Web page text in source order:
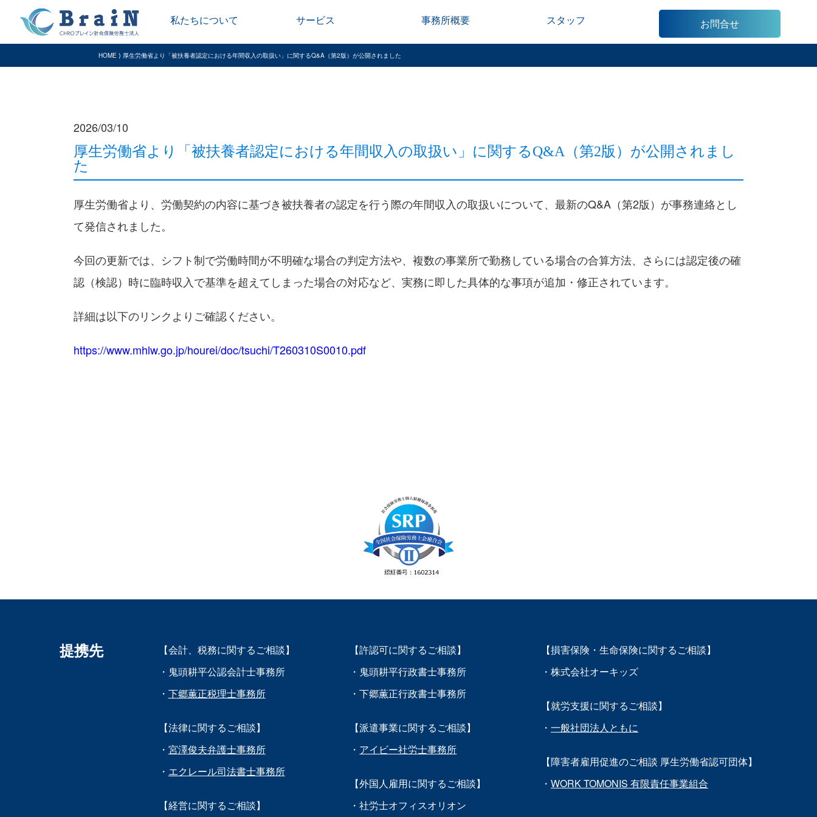
私たちについて サービス 事務所概要 スタッフ お問合せ
HOME ⟩ 厚生労働省より「被扶養者認定における年間収入の取扱い」に関するQ&A（第2版）が公開されました
2026/03/10
厚生労働省より「被扶養者認定における年間収入の取扱い」に関するQ&A（第2版）が公開されまし
た
厚生労働省より、労働契約の内容に基づき被扶養者の認定を行う際の年間収入の取扱いについて、最新のQ&A（第2版）が事務連絡とし
て発信されました。
今回の更新では、シフト制で労働時間が不明確な場合の判定方法や、複数の事業所で勤務している場合の合算方法、さらには認定後の確
認（検認）時に臨時収入で基準を超えてしまった場合の対応など、実務に即した具体的な事項が追加・修正されています。
詳細は以下のリンクよりご確認ください。
https://www.mhlw.go.jp/hourei/doc/tsuchi/T260310S0010.pdf
提携先
【会計、税務に関するご相談】
・鬼頭耕平公認会計士事務所
・ 下郷薫正税理士事務所
【法律に関するご相談】
・ 宮澤俊夫弁護士事務所
・ エクレール司法書士事務所
【経営に関するご相談】
【許認可に関するご相談】
・鬼頭耕平行政書士事務所
・下郷薫正行政書士事務所
【派遣事業に関するご相談】
・ アイビー社労士事務所
【外国人雇用に関するご相談】
・社労士オフィスオリオン
【損害保険・生命保険に関するご相談】
・株式会社オーキッズ
【就労支援に関するご相談】
・ 一般社団法人ともに
【障害者雇用促進のご相談 厚生労働省認可団体】
・ WORK TOMONIS 有限責任事業組合